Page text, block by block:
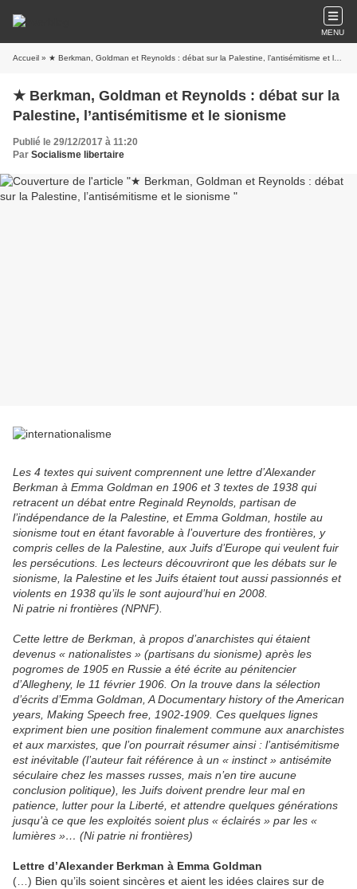
MENU
Accueil » ★ Berkman, Goldman et Reynolds : débat sur la Palestine, l’antisémitisme et le sionisme
★ Berkman, Goldman et Reynolds : débat sur la
Palestine, l’antisémitisme et le sionisme
Publié le 29/12/2017 à 11:20
Par Socialisme libertaire
Les 4 textes qui suivent comprennent une lettre d’Alexander
Berkman à Emma Goldman en 1906 et 3 textes de 1938 qui
retracent un débat entre Reginald Reynolds, partisan de
l’indépendance de la Palestine, et Emma Goldman, hostile au
sionisme tout en étant favorable à l’ouverture des frontières, y
compris celles de la Palestine, aux Juifs d’Europe qui veulent fuir
les persécutions. Les lecteurs découvriront que les débats sur le
sionisme, la Palestine et les Juifs étaient tout aussi passionnés et
violents en 1938 qu’ils le sont aujourd’hui en 2008.
Ni patrie ni frontières (NPNF).
Cette lettre de Berkman, à propos d’anarchistes qui étaient
devenus « nationalistes » (partisans du sionisme) après les
pogromes de 1905 en Russie a été écrite au pénitencier
d’Allegheny, le 11 février 1906. On la trouve dans la sélection
d’écrits d’Emma Goldman, A Documentary history of the American
years, Making Speech free, 1902-1909. Ces quelques lignes
expriment bien une position finalement commune aux anarchistes
et aux marxistes, que l’on pourrait résumer ainsi : l’antisémitisme
est inévitable (l’auteur fait référence à un « instinct » antisémite
séculaire chez les masses russes, mais n’en tire aucune
conclusion politique), les Juifs doivent prendre leur mal en
patience, lutter pour la Liberté, et attendre quelques générations
jusqu’à ce que les exploités soient plus « éclairés » par les «
lumières »… (Ni patrie ni frontières)
Lettre d’Alexander Berkman à Emma Goldman
(…) Bien qu’ils soient sincères et aient les idées claires sur de